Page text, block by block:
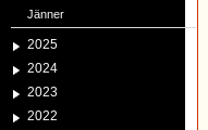
Jänner
2025
2024
2023
2022